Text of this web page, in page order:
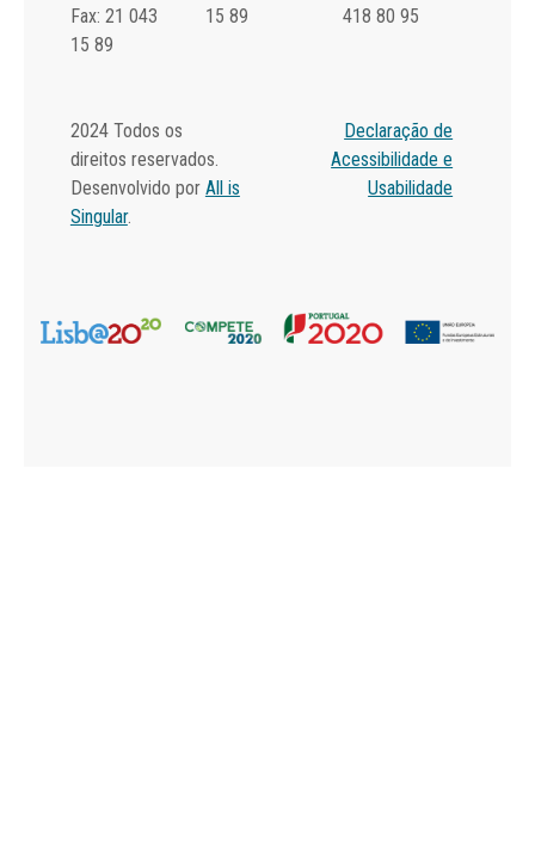
Fax: 21 043
15 89
15 89
418 80 95
2024 Todos os
direitos reservados.
Desenvolvido por All is
Singular.
Declaração de
Acessibilidade e
Usabilidade